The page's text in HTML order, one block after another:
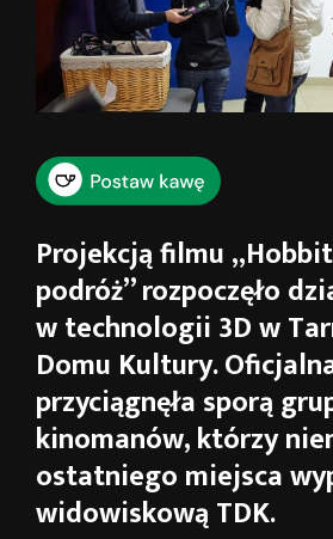
Projekcją filmu
podróż” rozpoczęło
w technologii 3D w
Domu Kultury.
przyciągnęła sporą
kinomanów, którzy
ostatniego miejsca
widowiskową TDK.